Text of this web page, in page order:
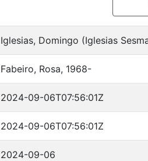
Iglesias, Domingo (Iglesias
Fabeiro, Rosa, 1968-
2024-09-06T07:56:01Z
2024-09-06T07:56:01Z
2024-09-06